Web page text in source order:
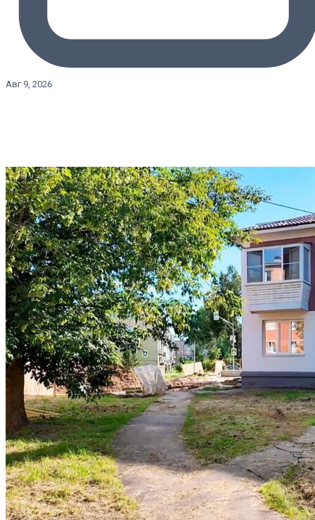
Авг 9, 2026